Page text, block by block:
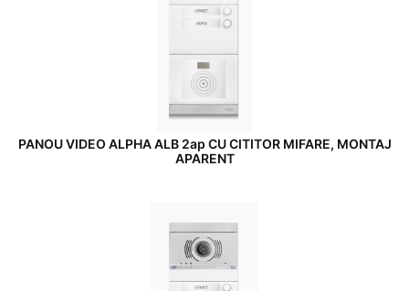
PANOU VIDEO ALPHA ALB 2ap CU CITITOR MIFARE, MONTAJ
APARENT